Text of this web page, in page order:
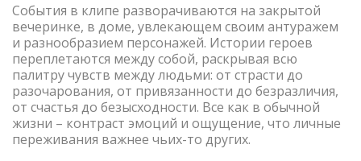
События в клипе разворачиваются на закрытой
вечеринке, в доме, увлекающем своим антуражем
и разнообразием персонажей. Истории героев
переплетаются между собой, раскрывая всю
палитру чувств между людьми: от страсти до
разочарования, от привязанности до безразличия,
от счастья до безысходности. Все как в обычной
жизни – контраст эмоций и ощущение, что личные
переживания важнее чьих-то других.